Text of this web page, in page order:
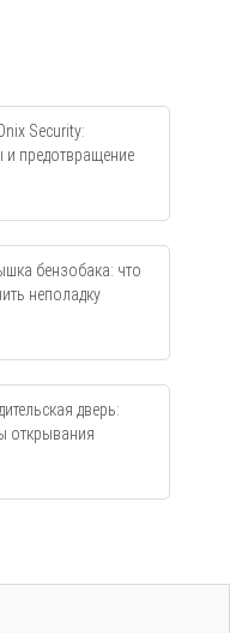
Security:
и предотвращение
бензобака: что
неполадку
дверь:
открывания